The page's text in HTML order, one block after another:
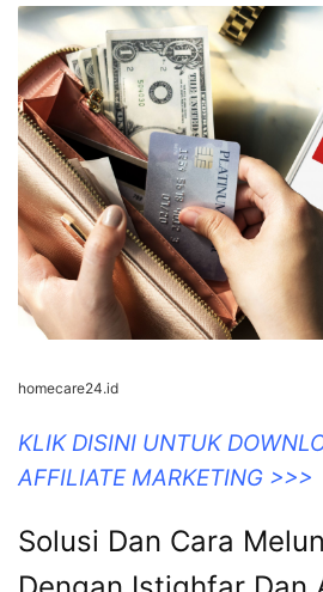
homecare24.id
KLIK DISINI UNTUK
AFFILIATE MARKETING >>>
Solusi Dan Cara